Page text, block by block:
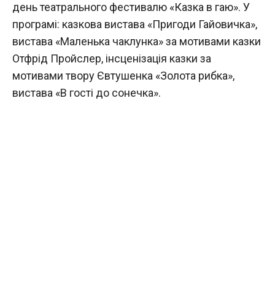
день театрального фестивалю «Казка в гаю». У
програмі: казкова вистава «Пригоди Гайовичка»,
вистава «Маленька чаклунка» за мотивами казки
Отфрід Пройслер, інсценізація казки за
мотивами твору Євтушенка «Золота рибка»,
вистава «В гості до сонечка».